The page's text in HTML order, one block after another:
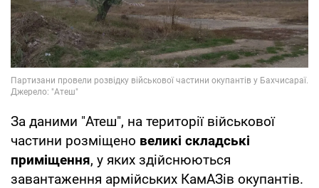
За даними "Атеш", на території військової
частини розміщено великі складські
приміщення, у яких здійснюються
завантаження армійських КамАЗів окупантів.